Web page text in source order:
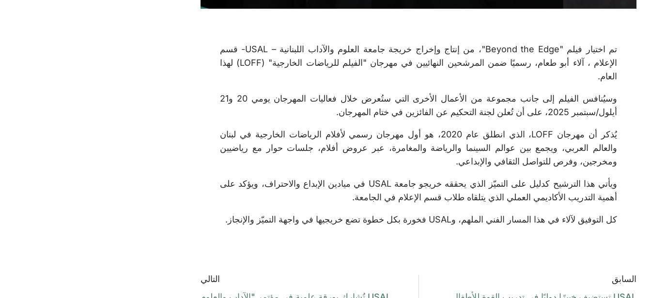
تم اختيار فيلم "Beyond the Edge"، من إنتاج وإخراج خريجة جامعة العلوم والآداب اللبنانية – USAL- قسم
الإعلام ، آلاء أبو طعام، رسميًا ضمن المرشحين النهائيين في مهرجان "الفيلم للرياضات الخارجية" (LOFF) لهذا
العام.
وسيُنافس الفيلم إلى جانب مجموعة من الأعمال الأخرى التي ستُعرض خلال فعاليات المهرجان يومي 20 و21
أيلول/سبتمبر 2025، على أن تُعلن لجنة التحكيم عن الفائزين في ختام المهرجان.
يُذكر أن مهرجان LOFF، الذي انطلق عام 2020، هو أول مهرجان رسمي لأفلام الرياضات الخارجية في لبنان
والعالم العربي، ويجمع بين عوالم السينما والرياضة والمغامرة، عبر عروض أفلام، جلسات حوار مع رياضيين
ومخرجين، وفرص للتواصل الثقافي والإبداعي.
ويأتي هذا الترشيح كدليل على التميّز الذي يحققه خريجو جامعة USAL في ميادين الإبداع والاحتراف، ويؤكد على
أهمية التدريب الأكاديمي العملي الذي يتلقاه طلاب قسم الإعلام في الجامعة.
كل التوفيق لآلاء في هذا المسار الفني الملهم، وUSAL فخورة بكل خطوة تضع خريجيها في واجهة التميّز والإنجاز.
السابق
التالي